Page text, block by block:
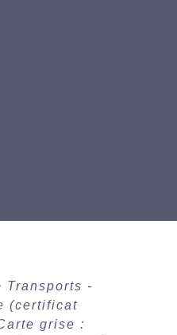
Transports -
(certificat
grise :